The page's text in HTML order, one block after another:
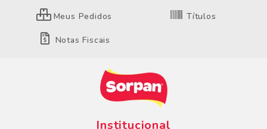
Meus Pedidos Títulos
Notas Fiscais
Institucional